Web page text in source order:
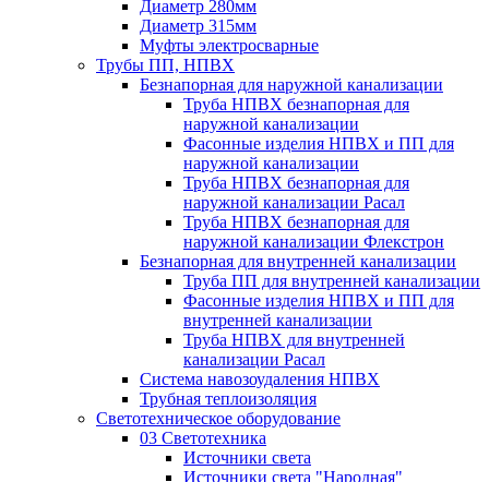
Диаметр 280мм
Диаметр 315мм
Муфты электросварные
Трубы ПП, НПВХ
Безнапорная для наружной канализации
Труба НПВХ безнапорная для
наружной канализации
Фасонные изделия НПВХ и ПП для
наружной канализации
Труба НПВХ безнапорная для
наружной канализации Расал
Труба НПВХ безнапорная для
наружной канализации Флекстрон
Безнапорная для внутренней канализации
Труба ПП для внутренней канализации
Фасонные изделия НПВХ и ПП для
внутренней канализации
Труба НПВХ для внутренней
канализации Расал
Система навозоудаления НПВХ
Трубная теплоизоляция
Светотехническое оборудование
03 Светотехника
Источники света
Источники света "Народная"